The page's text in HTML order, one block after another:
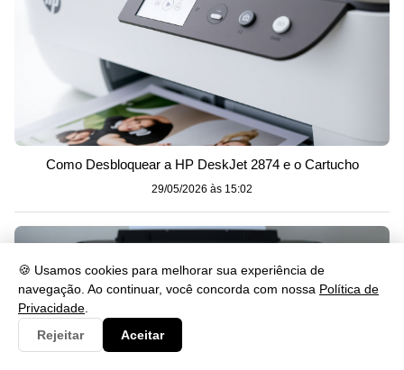
🍪 Usamos cookies para melhorar sua experiência de
navegação. Ao continuar, você concorda com nossa Política de
Privacidade
Rejeitar
Aceitar
Como Desbloquear a HP DeskJet 2874 e o Cartucho
29/05/2026 às 15:02